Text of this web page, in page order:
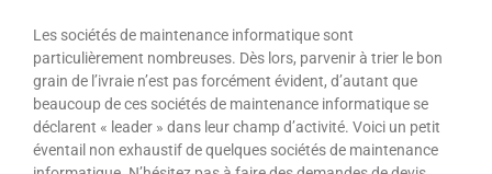
Les sociétés de maintenance informatique sont
particulièrement nombreuses. Dès lors, parvenir à trier le bon
grain de l’ivraie n’est pas forcément évident, d’autant que
beaucoup de ces sociétés de maintenance informatique se
déclarent « leader » dans leur champ d’activité. Voici un petit
éventail non exhaustif de quelques sociétés de maintenance